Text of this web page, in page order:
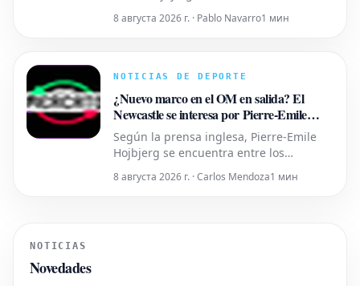
jugadores que el Newcastle está
considerando para el centro del campo,
danés tiene una amplia experiencia en
8 августа 2026 г. · Pablo Navarro1 мин
NOTICIAS DE DEPORTE
¿Nuevo marco en el OM en salida? El
Newcastle se interesa por Pierre-Emile
Hojbjerg
Según la prensa inglesa, Pierre-Emile
Hojbjerg se encuentra entre los
jugadores que el Newcastle tiene en su
punto de mira en el centro del campo
8 августа 2026 г. · Carlos Mendoza1 мин
NOTICIAS
Novedades